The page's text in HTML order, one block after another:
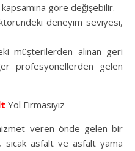
göre değişebilir.
deneyim seviyesi,
müşterilerden alınan geri
profesyonellerden gelen
Yol Firmasıyız
veren önde gelen bir
sıcak asfalt ve asfalt yama